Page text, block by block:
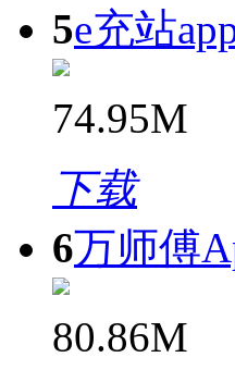
5e充站
74.95M
下载
6万师傅
80.86M